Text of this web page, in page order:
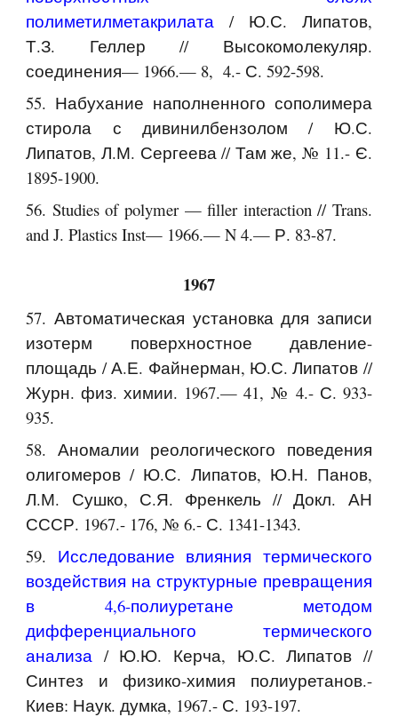
полиметилметакрилата / Ю.С. Липатов,
Т.З. Геллер // Высокомолекуляр.
соединения— 1966.— 8, 4.- С. 592-598.
55. Набухание наполненного сополимера
стирола с дивинилбензолом / Ю.С.
Липатов, Л.М. Сергеева // Там же, № 11.- Є.
1895-1900.
56. Studies of polymer — filler interaction // Trans.
and J. Plastics Inst— 1966.— N 4.— Р. 83-87.
1967
57. Автоматическая установка для записи
изотерм поверхностное давление-
площадь / А.Е. Файнерман, Ю.С. Липатов //
Журн. физ. химии. 1967.— 41, № 4.- С. 933-
935.
58. Аномалии реологического поведения
олигомеров / Ю.С. Липатов, Ю.Н. Панов,
Л.М. Сушко, С.Я. Френкель // Докл. АН
СССР. 1967.- 176, № 6.- С. 1341-1343.
59. Исследование влияния термического
воздействия на структурные превращения
в 4,6-полиуретане методом
дифференциального термического
анализа / Ю.Ю. Керча, Ю.С. Липатов //
Синтез и физико-химия полиуретанов.-
Киев: Наук. думка, 1967.- С. 193-197.